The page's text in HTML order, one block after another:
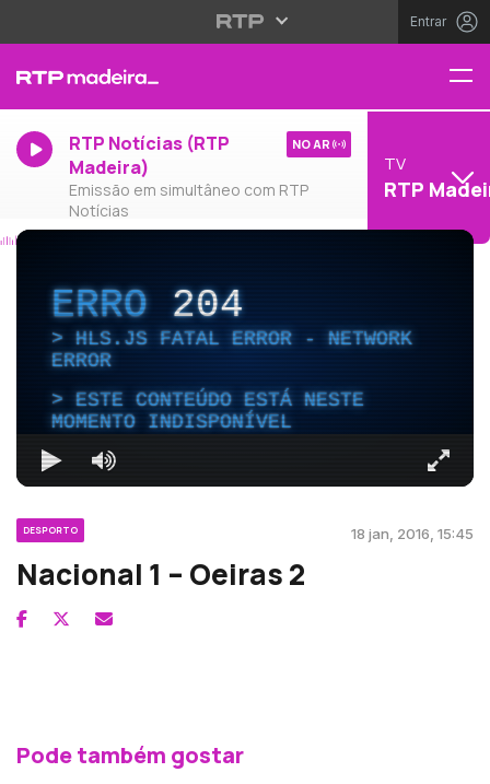
Entrar
RTP Notícias (RTP
Madeira)
Emissão em simultâneo com RTP
Notícias
NO AR
TV
RTP
ERRO204
HLS.JS FATAL ERROR - NETWORK
ERROR
ESTE CONTEÚDO ESTÁ NESTE
MOMENTO INDISPONÍVEL
DESPORTO 18 jan, 2016, 15:45
Nacional 1 – Oeiras 2
Pode também gostar